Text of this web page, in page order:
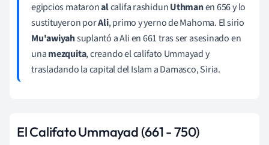
egipcios mataronalcalifa rashidunUthmanen 656 y lo
sustituyeron porAli, primo y yerno de Mahoma. El sirio
Mu'awiyahsuplantó a Ali en 661 tras ser asesinado en
unamezquita, creando el califato Ummayady
trasladando la capital del Islam a Damasco, Siria.
El Califato Ummayad (661 - 750)